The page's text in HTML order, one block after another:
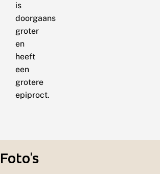
is
doorgaans
groter
en
heeft
een
grotere
epiproct.
Foto's